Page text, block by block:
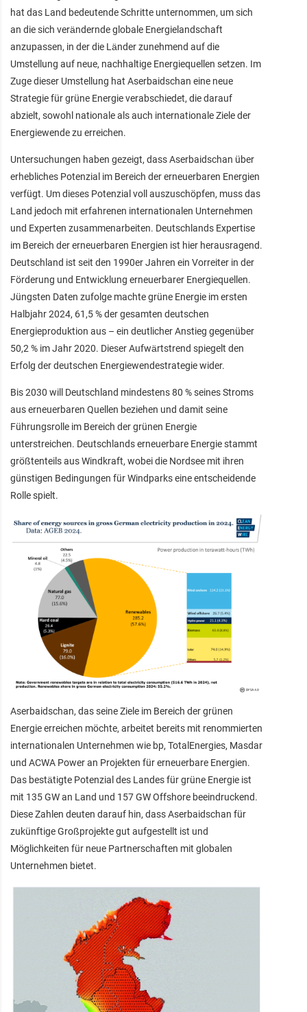
hat das Land bedeutende Schritte unternommen, um sich
an die sich verändernde globale Energielandschaft
anzupassen, in der die Länder zunehmend auf die
Umstellung auf neue, nachhaltige Energiequellen setzen. Im
Zuge dieser Umstellung hat Aserbaidschan eine neue
Strategie für grüne Energie verabschiedet, die darauf
abzielt, sowohl nationale als auch internationale Ziele der
Energiewende zu erreichen.
Untersuchungen haben gezeigt, dass Aserbaidschan über
erhebliches Potenzial im Bereich der erneuerbaren Energien
verfügt. Um dieses Potenzial voll auszuschöpfen, muss das
Land jedoch mit erfahrenen internationalen Unternehmen
und Experten zusammenarbeiten. Deutschlands Expertise
im Bereich der erneuerbaren Energien ist hier herausragend.
Deutschland ist seit den 1990er Jahren ein Vorreiter in der
Förderung und Entwicklung erneuerbarer Energiequellen.
Jüngsten Daten zufolge machte grüne Energie im ersten
Halbjahr 2024, 61,5 % der gesamten deutschen
Energieproduktion aus – ein deutlicher Anstieg gegenüber
50,2 % im Jahr 2020. Dieser Aufwärtstrend spiegelt den
Erfolg der deutschen Energiewendestrategie wider.
Bis 2030 will Deutschland mindestens 80 % seines Stroms
aus erneuerbaren Quellen beziehen und damit seine
Führungsrolle im Bereich der grünen Energie
unterstreichen. Deutschlands erneuerbare Energie stammt
größtenteils aus Windkraft, wobei die Nordsee mit ihren
günstigen Bedingungen für Windparks eine entscheidende
Rolle spielt.
Aserbaidschan, das seine Ziele im Bereich der grünen
Energie erreichen möchte, arbeitet bereits mit renommierten
internationalen Unternehmen wie bp, TotalEnergies, Masdar
und ACWA Power an Projekten für erneuerbare Energien.
Das bestätigte Potenzial des Landes für grüne Energie ist
mit 135 GW an Land und 157 GW Offshore beeindruckend.
Diese Zahlen deuten darauf hin, dass Aserbaidschan für
zukünftige Großprojekte gut aufgestellt ist und
Möglichkeiten für neue Partnerschaften mit globalen
Unternehmen bietet.